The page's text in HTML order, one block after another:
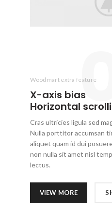
Woodmart extra feature
X-axis bias
Horizontal
Cras ultricies ligula sed
Nulla porttitor accumsan
aliquet quam id dui
non nulla sit amet nisl
lectus.
VIEW MORE